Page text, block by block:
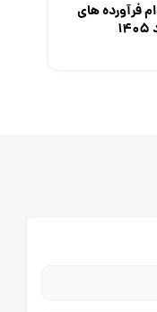
فرآورده های